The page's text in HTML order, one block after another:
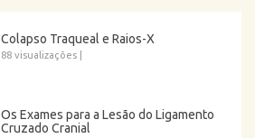
Colapso Traqueal e Raios-X
88 visualizações
Os Exames para a Lesão do Ligamento
Cruzado Cranial